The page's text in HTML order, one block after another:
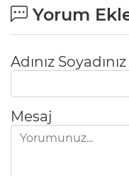
Yorum
Adınız Soyadınız
Mesaj